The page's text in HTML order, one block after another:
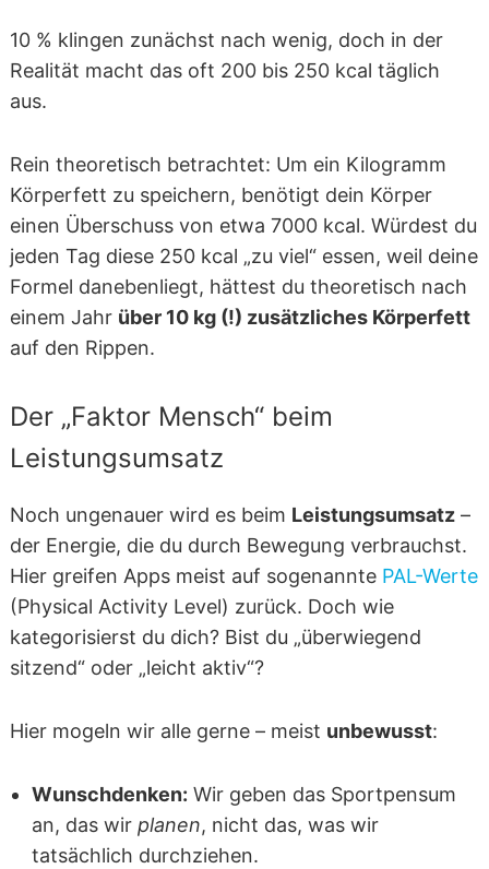
10 % klingen zunächst nach wenig, doch in der
Realität macht das oft 200 bis 250 kcal täglich
aus.
Rein theoretisch betrachtet: Um ein Kilogramm
Körperfett zu speichern, benötigt dein Körper
einen Überschuss von etwa 7000 kcal. Würdest du
jeden Tag diese 250 kcal „zu viel“ essen, weil deine
Formel danebenliegt, hättest du theoretisch nach
einem Jahr über 10 kg (!) zusätzliches Körperfett
auf den Rippen.
Der „Faktor Mensch“ beim
Leistungsumsatz
Noch ungenauer wird es beim Leistungsumsatz–
der Energie, die du durch Bewegung verbrauchst.
Hier greifen Apps meist auf sogenannte PAL-Werte
(Physical Activity Level) zurück. Doch wie
kategorisierst du dich? Bist du „überwiegend
sitzend“ oder „leicht aktiv“?
Hier mogeln wir alle gerne – meist unbewusst:
Wunschdenken: Wir geben das Sportpensum
an, das wir planen, nicht das, was wir
tatsächlich durchziehen.